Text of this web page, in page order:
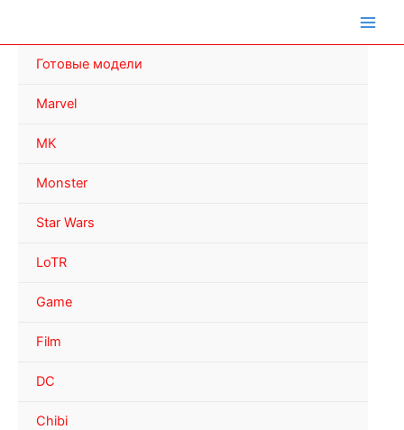
Готовые модели
Marvel
MK
Monster
Star Wars
LoTR
Game
Film
DC
Chibi